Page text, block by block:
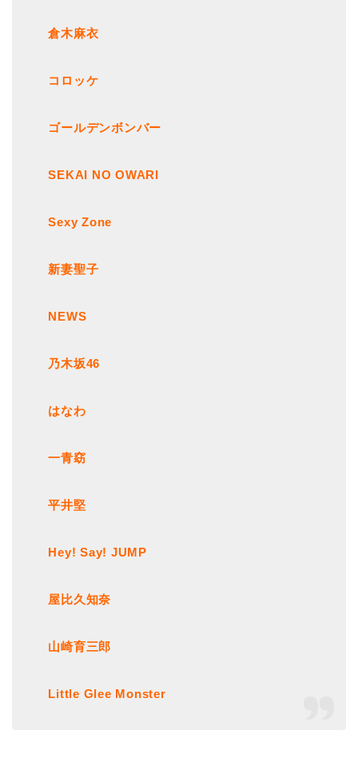
倉木麻衣
コロッケ
ゴールデンボンバー
SEKAI NO OWARI
Sexy Zone
新妻聖子
NEWS
乃木坂46
はなわ
一青窈
平井堅
Hey! Say! JUMP
屋比久知奈
山崎育三郎
Little Glee Monster